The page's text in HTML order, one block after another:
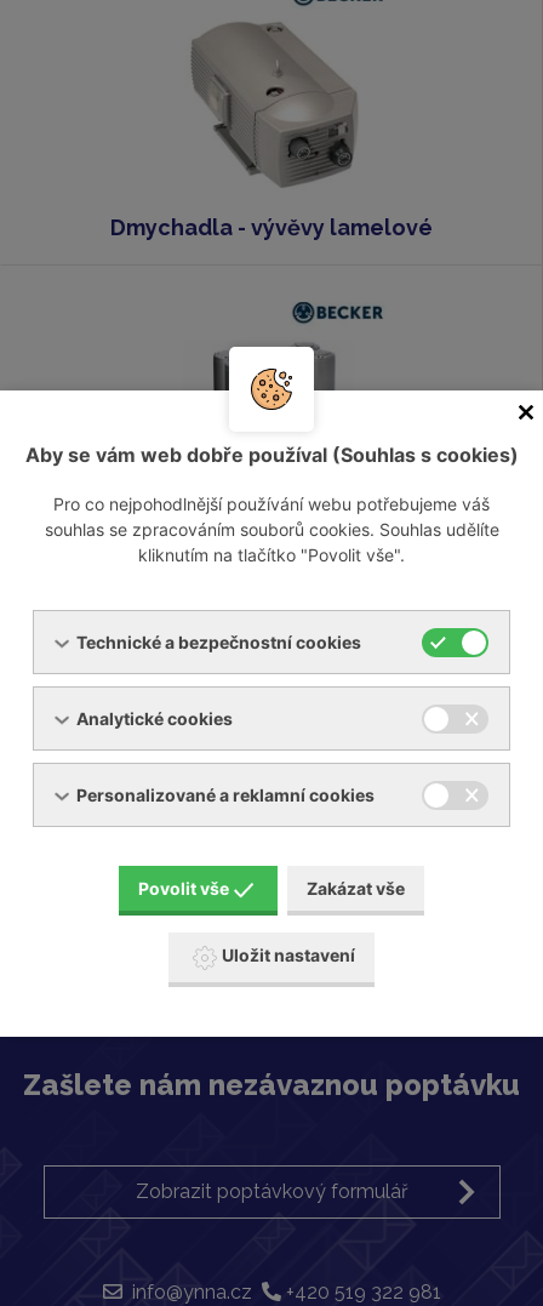
Dmychadla - vývěvy lamelové
Dmychadla - vývěvy s bočním kanálem
Originální náhradní díly a příslušenství
Becker
Zašlete nám nezávaznou poptávku
Zobrazit poptávkový formulář
info@ynna.cz +420 519 322 981
Aby se vám web dobře používal (Souhlas s cookies)
Pro co nejpohodlnější používání webu potřebujeme váš
souhlas se zpracováním souborů cookies. Souhlas udělíte
kliknutím na tlačítko "Povolit vše".
Technické a bezpečnostní cookies
Analytické cookies
Personalizované a reklamní cookies
Povolit vše Zakázat vše
Uložit nastavení